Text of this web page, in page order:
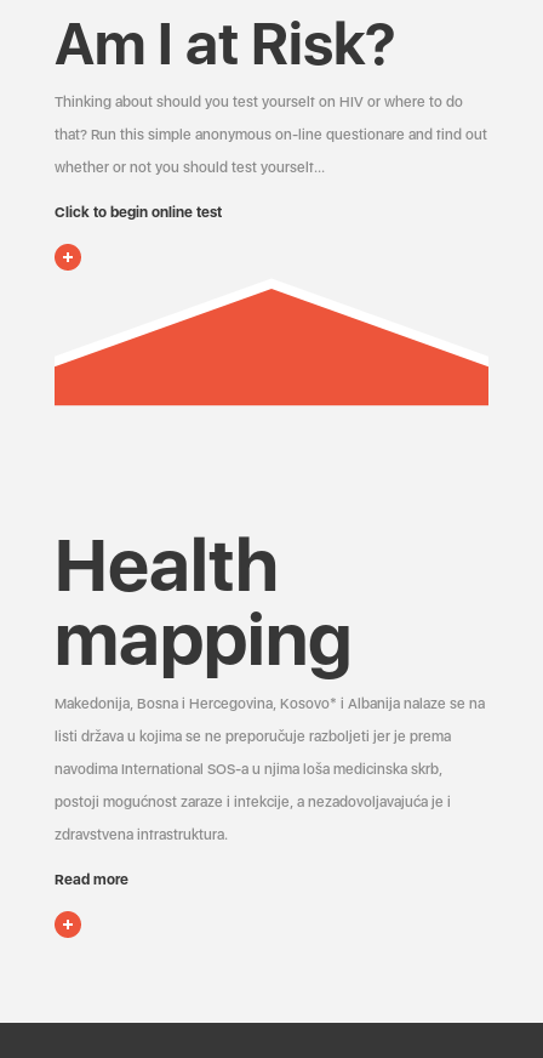
Am I at Risk?
Thinking about should you test yourself on HIV or where to do
that? Run this simple anonymous on-line questionare and find out
whether or not you should test yourself…
Click to begin online test
Health
mapping
Makedonija, Bosna i Hercegovina, Kosovo* i Albanija nalaze se na
listi država u kojima se ne preporučuje razboljeti jer je prema
navodima International SOS-a u njima loša medicinska skrb,
postoji mogućnost zaraze i infekcije, a nezadovoljavajuća je i
zdravstvena infrastruktura.
Read more